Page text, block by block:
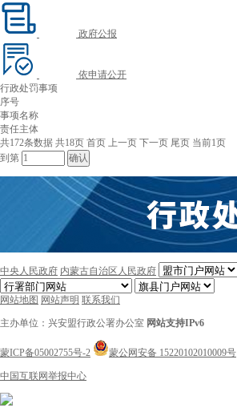
政府公报
依申请公开
行政处罚事项
序号
事项名称
责任主体
共172条数据 共18页 首页 上一页 下一页 尾页 当前1页
到第
中央人民政府 内蒙古自治区人民政府
网站地图 网站声明 联系我们
主办单位：兴安盟行政公署办公室 网站支持IPv6
蒙ICP备05002755号-2 蒙公网安备 15220102010009号
中国互联网举报中心